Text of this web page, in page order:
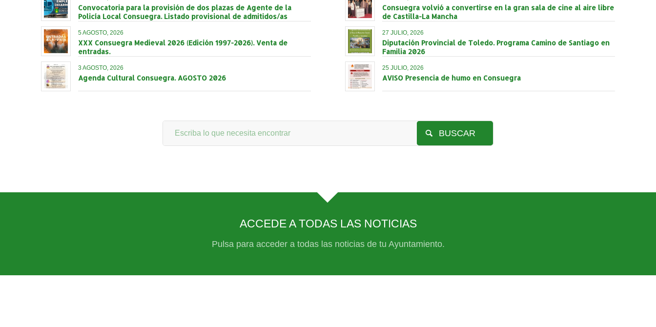
Convocatoria para la provisión de dos plazas de Agente de la
Policía Local Consuegra. Listado provisional de admitidos/as
5 AGOSTO, 2026
XXX Consuegra Medieval 2026 (Edición 1997-2026). Venta de
entradas.
3 AGOSTO, 2026
Agenda Cultural Consuegra. AGOSTO 2026
Consuegra volvió a convertirse en la gran sala de cine al aire libre
de Castilla-La Mancha
27 JULIO, 2026
Diputación Provincial de Toledo. Programa Camino de Santiago en
Familia 2026
25 JULIO, 2026
AVISO Presencia de humo en Consuegra
ACCEDE A TODAS LAS NOTICIAS
Pulsa para acceder a todas las noticias de tu Ayuntamiento.